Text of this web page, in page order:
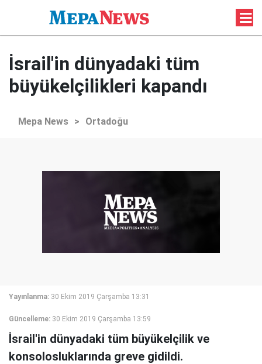
İsrail'in dünyadaki tüm
büyükelçilikleri kapandı
Mepa News > Ortadoğu
Yayınlanma: 30 Ekim 2019 Çarşamba 13:31
Güncelleme: 30 Ekim 2019 Çarşamba 13:59
İsrail'in dünyadaki tüm büyükelçilik ve
konsolosluklarında greve gidildi.